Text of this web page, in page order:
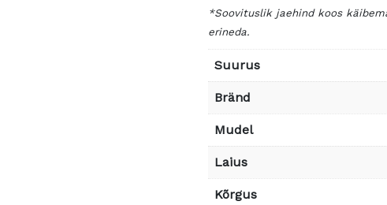
*Soovituslik jaehind koos
erineda.
Suurus
Bränd
Mudel
Laius
Kõrgus